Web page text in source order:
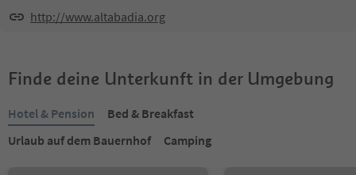
http://www.altabadia.org
Finde deine Unterkunft in der Umgebung
Hotel & Pension
Bed & Breakfast
Urlaub auf dem Bauernhof
Camping